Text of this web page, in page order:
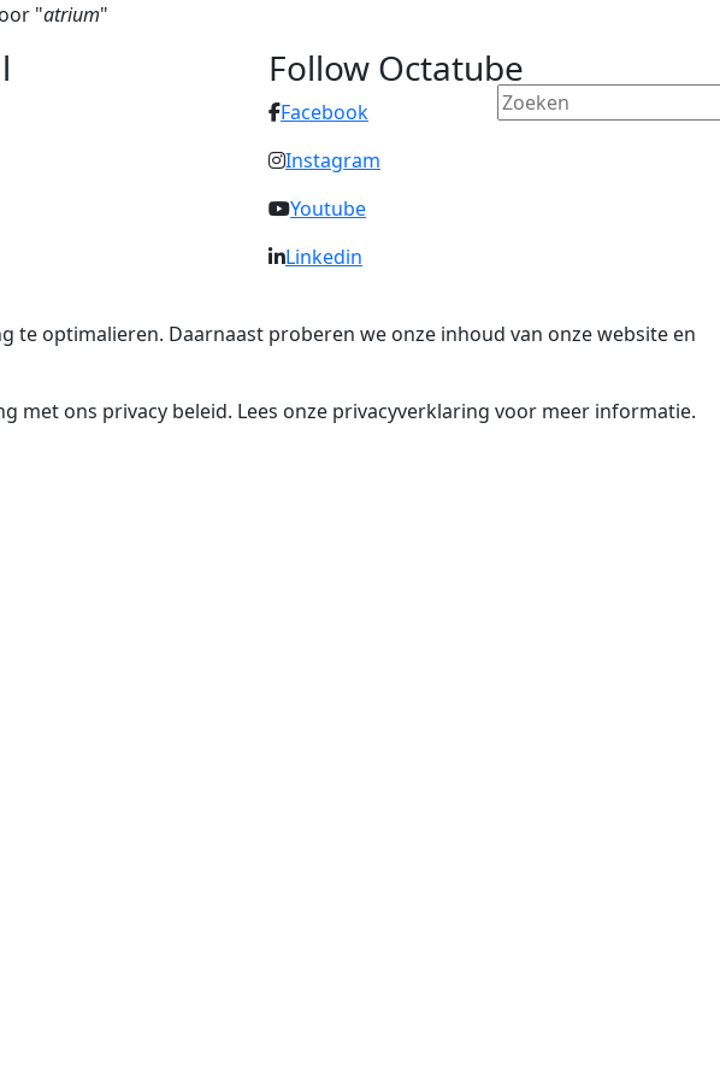
"atrium"
Follow Octatube
Facebook
Instagram
Youtube
Linkedin
optimalieren. Daarnaast proberen we onze inhoud van onze website en
ons privacy beleid. Lees onze privacyverklaring voor meer informatie.